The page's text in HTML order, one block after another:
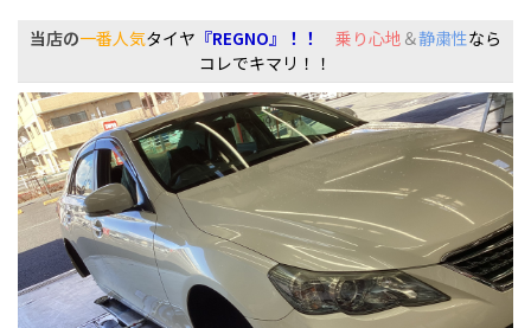
当店の一番人気タイヤ 『REGNO』！！ 乗り心地 ＆静粛性なら
コレでキマリ！！